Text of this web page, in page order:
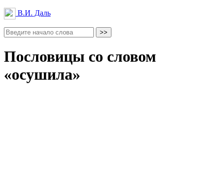
В.И. Даль
Пословицы со словом
«осушила»